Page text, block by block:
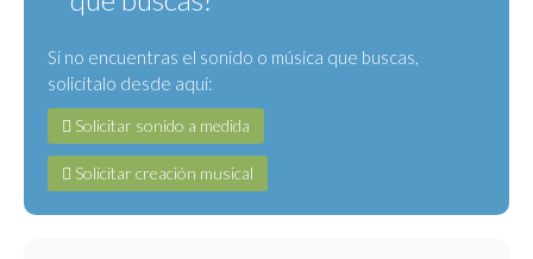
Si no encuentras el sonido o música que buscas,
solicítalo desde aquí:
Solicitar sonido a medida
Solicitar creación musical